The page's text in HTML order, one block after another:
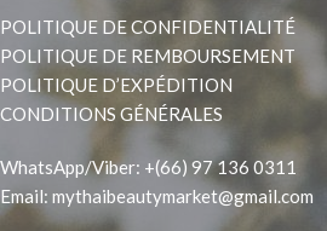
POLITIQUE DE CONFIDENTIALITÉ
POLITIQUE DE REMBOURSEMENT
POLITIQUE D’EXPÉDITION
CONDITIONS GÉNÉRALES
WhatsApp/Viber: +(66) 97 136 0311
Email: mythaibeautymarket@gmail.com